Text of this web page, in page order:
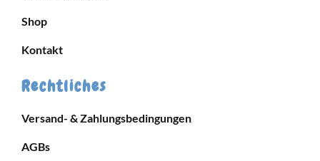
Shop
Kontakt
Rechtliches
Versand- & Zahlungsbedingungen
AGBs